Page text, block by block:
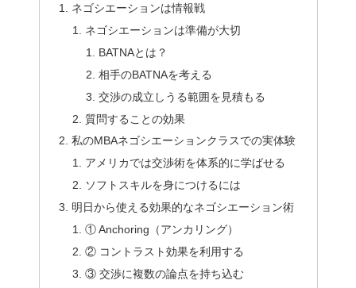
ネゴシエーションは情報戦
ネゴシエーションは準備が大切
BATNAとは？
相手のBATNAを考える
交渉の成立しうる範囲を見積もる
質問することの効果
私のMBAネゴシエーションクラスでの実体験
アメリカでは交渉術を体系的に学ばせる
ソフトスキルを身につけるには
明日から使える効果的なネゴシエーション術
① Anchoring（アンカリング）
② コントラスト効果を利用する
③ 交渉に複数の論点を持ち込む